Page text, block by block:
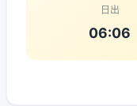
日出
06:06